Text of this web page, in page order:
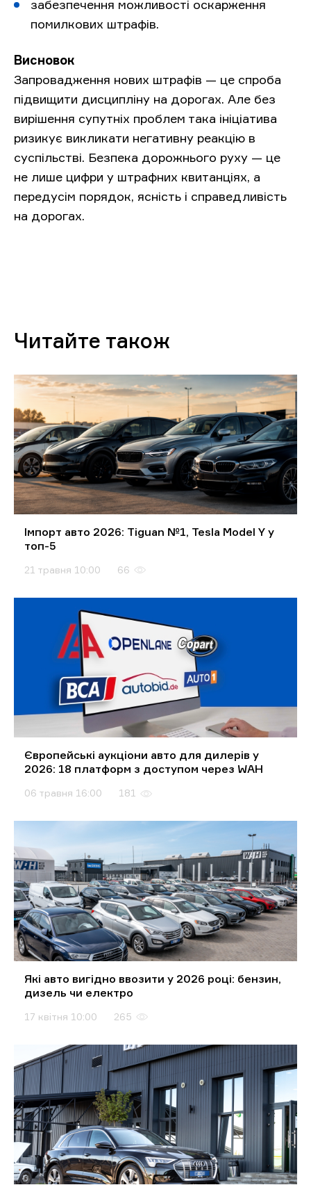
забезпечення можливості оскарження
помилкових штрафів.
Висновок
Запровадження нових штрафів — це спроба
підвищити дисципліну на дорогах. Але без
вирішення супутніх проблем така ініціатива
ризикує викликати негативну реакцію в
суспільстві. Безпека дорожнього руху — це
не лише цифри у штрафних квитанціях, а
передусім порядок, ясність і справедливість
на дорогах.
Читайте також
Імпорт авто 2026: Tiguan №1, Tesla Model Y у
топ-5
21 травня 10:00 66
Європейські аукціони авто для дилерів у
2026: 18 платформ з доступом через WAH
06 травня 16:00 181
Які авто вигідно ввозити у 2026 році: бензин,
дизель чи електро
17 квітня 10:00 265